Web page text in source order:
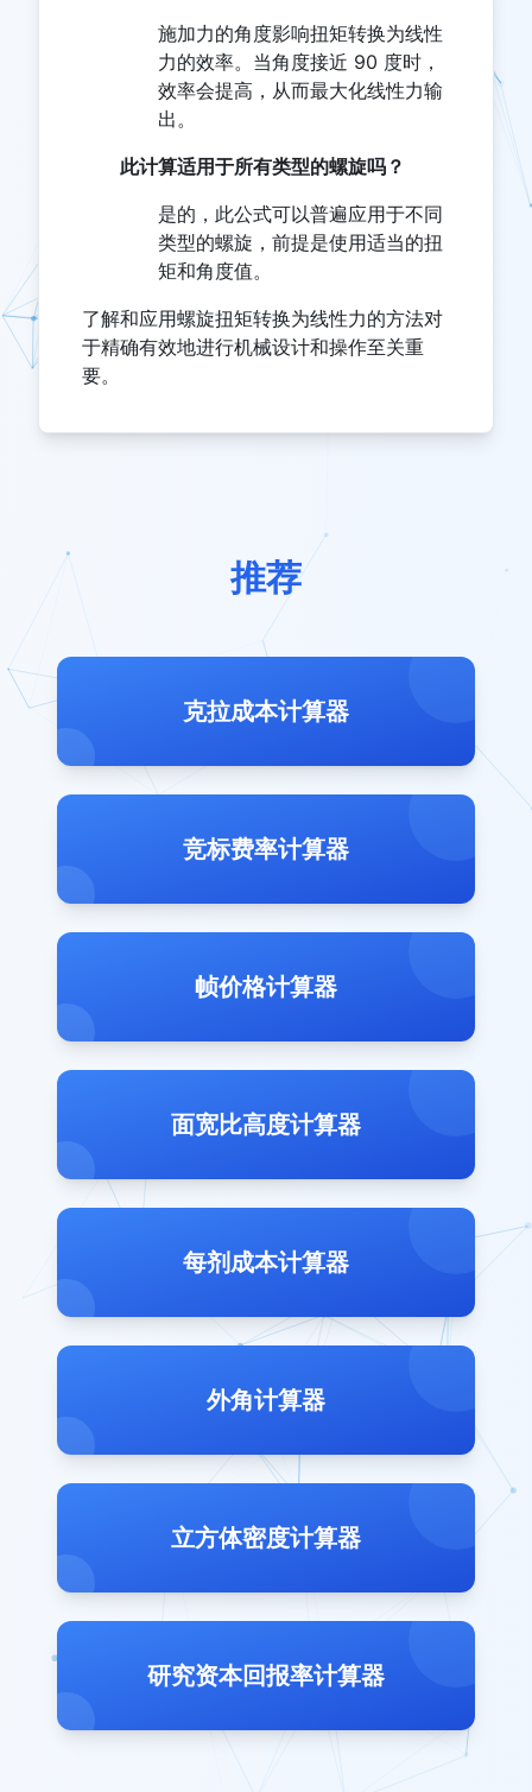
施加力的角度影响扭矩转换为线性
力的效率。当角度接近 90 度时，
效率会提高，从而最大化线性力输
出。
此计算适用于所有类型的螺旋吗？
是的，此公式可以普遍应用于不同
类型的螺旋，前提是使用适当的扭
矩和角度值。
了解和应用螺旋扭矩转换为线性力的方法对
于精确有效地进行机械设计和操作至关重
要。
推荐
克拉成本计算器
竞标费率计算器
帧价格计算器
面宽比高度计算器
每剂成本计算器
外角计算器
立方体密度计算器
研究资本回报率计算器